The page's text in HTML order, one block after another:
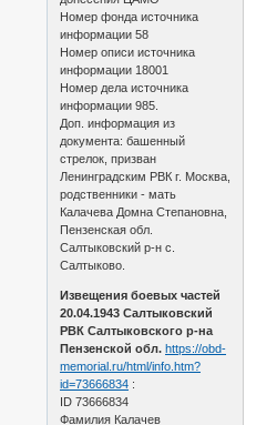
Номер фонда источника
информации 58
Номер описи источника
информации 18001
Номер дела источника
информации 985.
Доп. информация из
документа: башенный
стрелок, призван
Ленинградским РВК г. Москва,
родственники - мать
Калачева Домна Степановна,
Пензенская обл.
Салтыковский р-н с.
Салтыково.
Извещения боевых частей
20.04.1943 Салтыковский
РВК Салтыковского р-на
Пензенской обл. https://obd-
memorial.ru/html/info.htm?
id=73666834 :
ID 73666834
Фамилия Калачев